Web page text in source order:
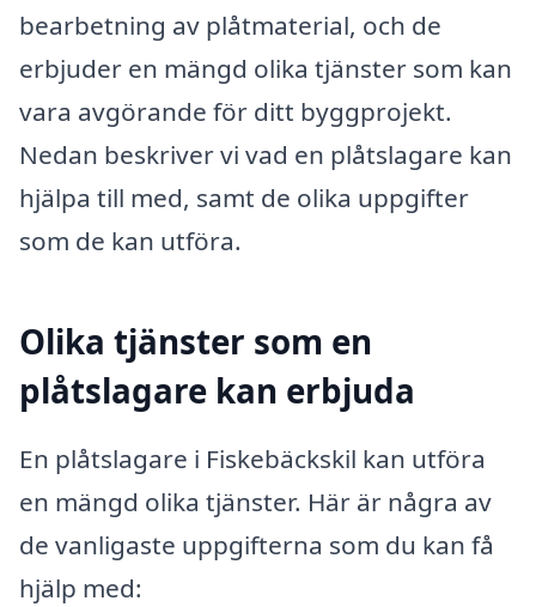
bearbetning av plåtmaterial, och de
erbjuder en mängd olika tjänster som kan
vara avgörande för ditt byggprojekt.
Nedan beskriver vi vad en plåtslagare kan
hjälpa till med, samt de olika uppgifter
som de kan utföra.
Olika tjänster som en
plåtslagare kan erbjuda
En plåtslagare i Fiskebäckskil kan utföra
en mängd olika tjänster. Här är några av
de vanligaste uppgifterna som du kan få
hjälp med: